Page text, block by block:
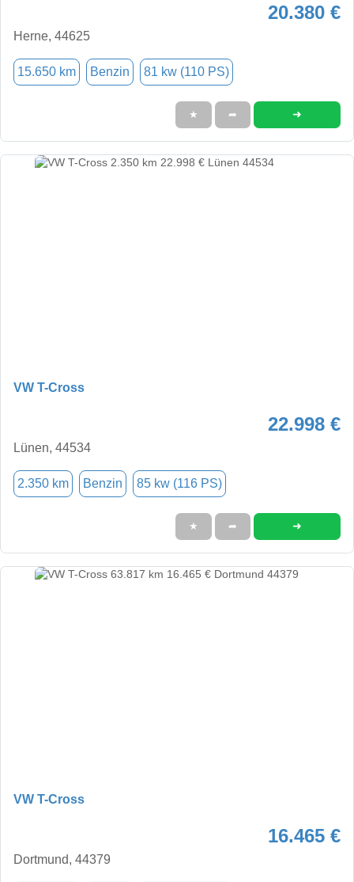
20.380 €
Herne, 44625
15.650 km Benzin 81 kw (110 PS)
★ ➦ ➜
VW T-Cross
22.998 €
Lünen, 44534
2.350 km Benzin 85 kw (116 PS)
★ ➦ ➜
VW T-Cross
16.465 €
Dortmund, 44379